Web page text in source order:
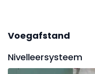
Voegafstand
Nivelleersysteem